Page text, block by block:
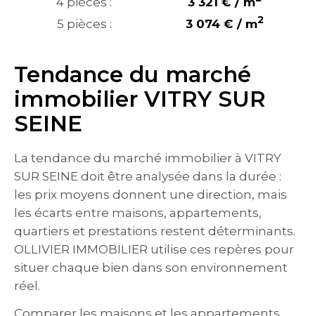
5 pièces : 3 074 € / m2
Tendance du marché
immobilier VITRY SUR
SEINE
La tendance du marché immobilier à VITRY
SUR SEINE doit être analysée dans la durée :
les prix moyens donnent une direction, mais
les écarts entre maisons, appartements,
quartiers et prestations restent déterminants.
OLLIVIER IMMOBILIER utilise ces repères pour
situer chaque bien dans son environnement
réel.